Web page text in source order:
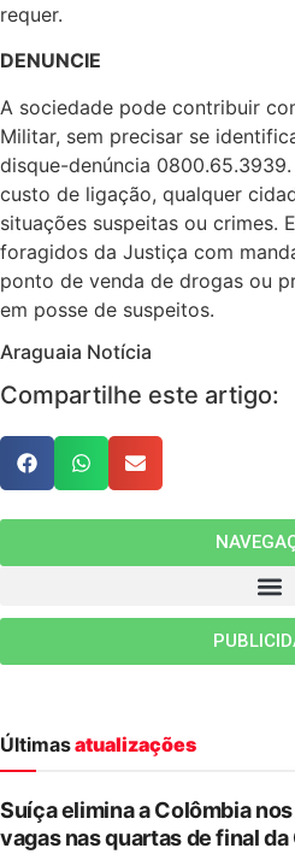
requer.
DENUNCIE
A sociedade pode contribuir
Militar, sem precisar se
disque-denúncia 0800.65.3939.
custo de ligação, qualquer
situações suspeitas ou crimes.
foragidos da Justiça com
ponto de venda de drogas ou
em posse de suspeitos.
Araguaia Notícia
Compartilhe este artigo:
Últimasatualizações
Suíça elimina a Colômbia
vagas nas quartas de final